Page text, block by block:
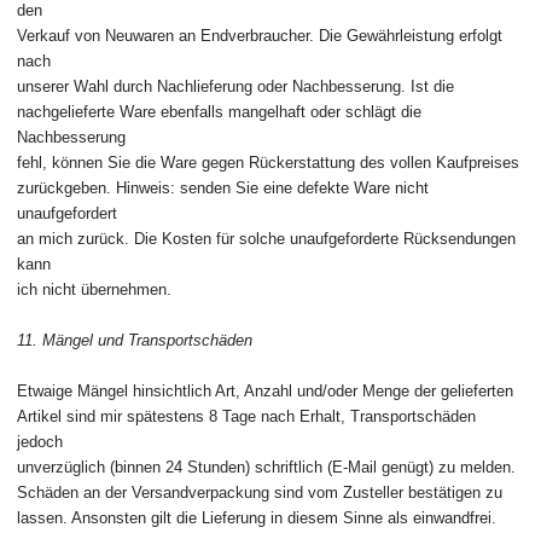
den
Verkauf von Neuwaren an Endverbraucher. Die Gewährleistung erfolgt
nach
unserer Wahl durch Nachlieferung oder Nachbesserung. Ist die
nachgelieferte Ware ebenfalls mangelhaft oder schlägt die
Nachbesserung
fehl, können Sie die Ware gegen Rückerstattung des vollen Kaufpreises
zurückgeben. Hinweis: senden Sie eine defekte Ware nicht
unaufgefordert
an mich zurück. Die Kosten für solche unaufgeforderte Rücksendungen
kann
ich nicht übernehmen.
11. Mängel und Transportschäden
Etwaige Mängel hinsichtlich Art, Anzahl und/oder Menge der gelieferten
Artikel sind mir spätestens 8 Tage nach Erhalt, Transportschäden
jedoch
unverzüglich (binnen 24 Stunden) schriftlich (E-Mail genügt) zu melden.
Schäden an der Versandverpackung sind vom Zusteller bestätigen zu
lassen. Ansonsten gilt die Lieferung in diesem Sinne als einwandfrei.